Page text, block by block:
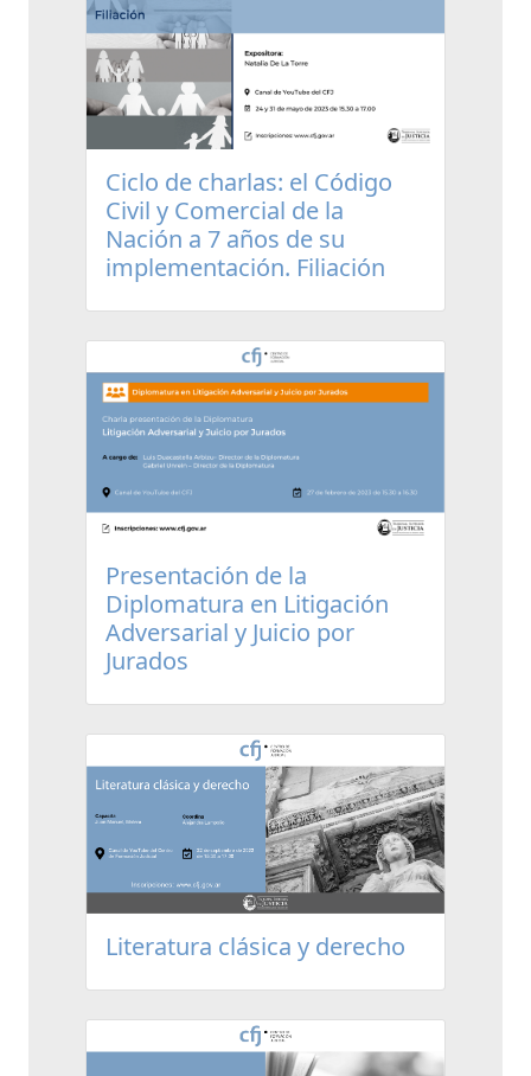
Ciclo de charlas: el Código
Civil y Comercial de la
Nación a 7 años de su
implementación. Filiación
Presentación de la
Diplomatura en Litigación
Adversarial y Juicio por
Jurados
Literatura clásica y derecho